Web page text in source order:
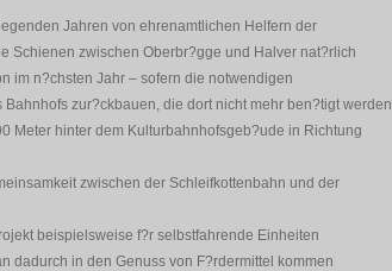
Jahren von ehrenamtlichen Helfern der
Schienen zwischen Oberbr?gge und Halver nat?rlich
im n?chsten Jahr – sofern die notwendigen
zur?ckbauen, die dort nicht mehr ben?tigt werden.
Meter hinter dem Kulturbahnhofsgeb?ude in Richtung
zwischen der Schleifkottenbahn und der
beispielsweise f?r selbstfahrende Einheiten
dadurch in den Genuss von F?rdermittel kommen